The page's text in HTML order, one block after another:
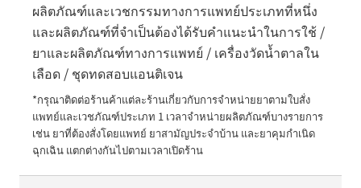
ผลิตภัณฑ์และเวชกรรมทางการแพทย์ประเภทที่หนึ่ง
และผลิตภัณฑ์ที่จำเป็นต้องได้รับคำแนะนำในการใช้ /
ยาและผลิตภัณฑ์ทางการแพทย์ / เครื่องวัดน้ำตาลใน
เลือด / ชุดทดสอบแอนติเจน
*กรุณาติดต่อร้านค้าแต่ละร้านเกี่ยวกับการจำหน่ายยาตามใบสั่ง
แพทย์และเวชภัณฑ์ประเภท 1 เวลาจำหน่ายผลิตภัณฑ์บางรายการ
เช่น ยาที่ต้องสั่งโดยแพทย์ ยาสามัญประจำบ้าน และยาคุมกำเนิด
ฉุกเฉิน แตกต่างกันไปตามเวลาเปิดร้าน